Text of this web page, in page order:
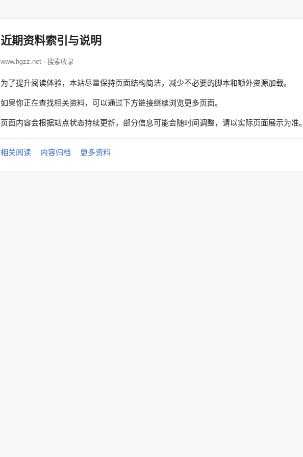
近期资料索引与说明
www.hgzz.net · 搜索收录
为了提升阅读体验，本站尽量保持页面结构简洁，减少不必要的脚本和额外资源加载。
如果你正在查找相关资料，可以通过下方链接继续浏览更多页面。
页面内容会根据站点状态持续更新，部分信息可能会随时间调整，请以实际页面展示为准。
相关阅读 内容归档 更多资料